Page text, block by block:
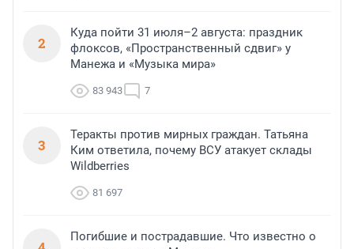
2
Куда пойти 31 июля–2 августа: праздник
флоксов, «Пространственный сдвиг» у
Манежа и «Музыка мира»
83 943 7
3
Теракты против мирных граждан. Татьяна
Ким ответила, почему ВСУ атакует склады
Wildberries
81 697
Погибшие и пострадавшие. Что известно о